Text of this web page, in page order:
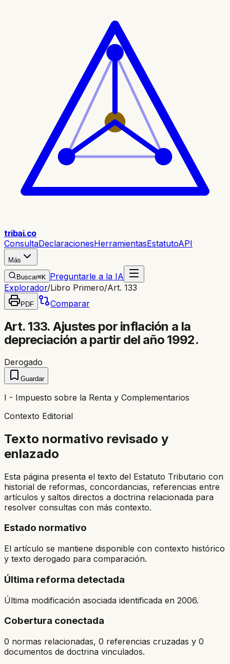
tribai.co
ConsultaDeclaracionesHerramientasEstatutoAPI
Más
Buscar⌘K Preguntarle a la IA
Explorador/Libro Primero/Art. 133
PDF Comparar
Art. 133. Ajustes por inflación a la
depreciación a partir del año 1992.
Derogado
Guardar
I - Impuesto sobre la Renta y Complementarios
Contexto Editorial
Texto normativo revisado y
enlazado
Esta página presenta el texto del Estatuto Tributario con
historial de reformas, concordancias, referencias entre
artículos y saltos directos a doctrina relacionada para
resolver consultas con más contexto.
Estado normativo
El artículo se mantiene disponible con contexto histórico
y texto derogado para comparación.
Última reforma detectada
Última modificación asociada identificada en 2006.
Cobertura conectada
0 normas relacionadas, 0 referencias cruzadas y 0
documentos de doctrina vinculados.